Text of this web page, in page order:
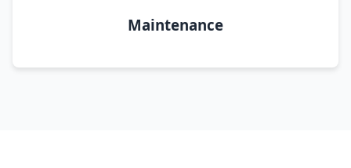
Maintenance